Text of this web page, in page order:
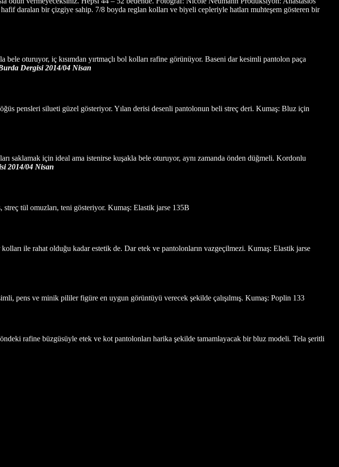
daralan bir çizgiye sahip. 7/8 boyda reglan kolları ve biyeli cepleriyle hatları muhteşem gösteren bir
bele oturuyor, iç kısımdan yırtmaçlı bol kolları rafine görünüyor. Baseni dar kesimli pantolon paça
Dergisi 2014/04 Nisan
pensleri silueti güzel gösteriyor. Yılan derisi desenli pantolonun beli streç deri. Kumaş: Bluz için
saklamak için ideal ama istenirse kuşakla bele oturuyor, aynı zamanda önden düğmeli. Kordonlu
2014/04 Nisan
tül omuzları, teni gösteriyor. Kumaş: Elastik jarse 135B
ile rahat olduğu kadar estetik de. Dar etek ve pantolonların vazgeçilmezi. Kumaş: Elastik jarse
pens ve minik pililer figüre en uygun görüntüyü verecek şekilde çalışılmış. Kumaş: Poplin 133
rafine büzgüsüyle etek ve kot pantolonları harika şekilde tamamlayacak bir bluz modeli. Tela şeritli